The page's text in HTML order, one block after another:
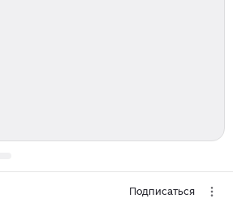
Подписаться